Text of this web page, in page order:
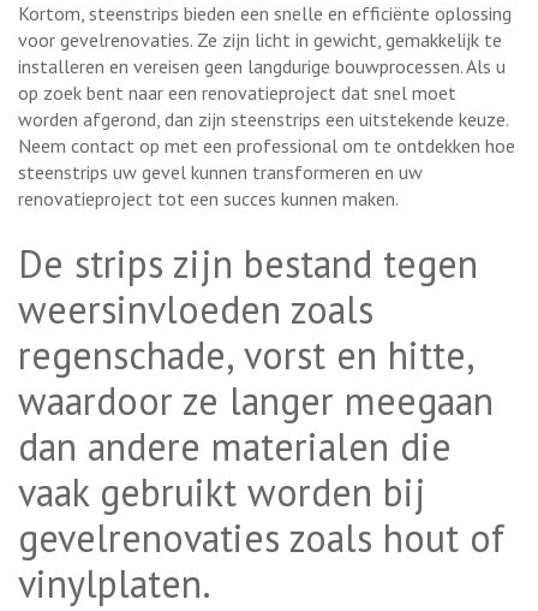
Kortom, steenstrips bieden een snelle en efficiënte oplossing
voor gevelrenovaties. Ze zijn licht in gewicht, gemakkelijk te
installeren en vereisen geen langdurige bouwprocessen. Als u
op zoek bent naar een renovatieproject dat snel moet
worden afgerond, dan zijn steenstrips een uitstekende keuze.
Neem contact op met een professional om te ontdekken hoe
steenstrips uw gevel kunnen transformeren en uw
renovatieproject tot een succes kunnen maken.
De strips zijn bestand tegen
weersinvloeden zoals
regenschade, vorst en hitte,
waardoor ze langer meegaan
dan andere materialen die
vaak gebruikt worden bij
gevelrenovaties zoals hout of
vinylplaten.